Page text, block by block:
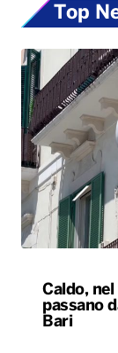
Top
Caldo,
passano
Bari